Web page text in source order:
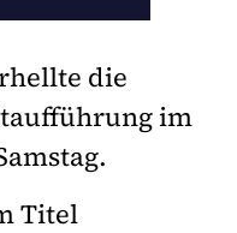
die
im
Titel